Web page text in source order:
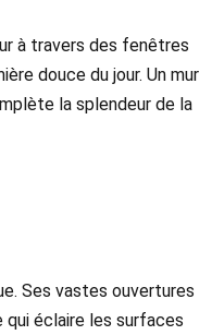
à travers des fenêtres
douce du jour. Un mur
la splendeur de la
Ses vastes ouvertures
éclaire les surfaces